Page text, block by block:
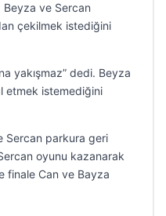
Beyza ve Sercan
çekilmek istediğini
yakışmaz” dedi. Beyza
etmek istemediğini
Sercan parkura geri
oyunu kazanarak
finale Can ve Bayza